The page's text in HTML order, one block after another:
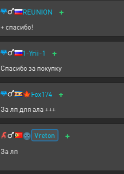
REUNION +
+ спасибо!
1-Yrii-1 +
Спасибо за покупку
🍁Fox174 +
За лп для ала +++
🌚 Vreton +
За лп